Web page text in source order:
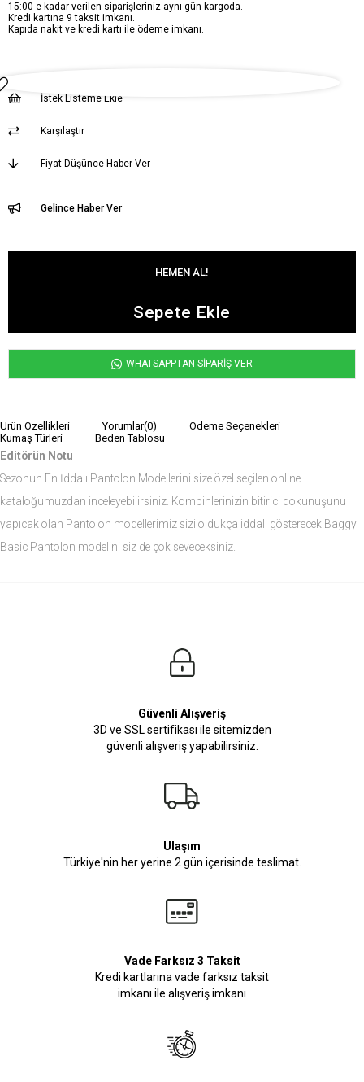
15:00 e kadar verilen siparişleriniz aynı gün kargoda.
Kredi kartına 9 taksit imkanı.
Kapıda nakit ve kredi kartı ile ödeme imkanı.
İstek Listeme Ekle
Karşılaştır
Fiyat Düşünce Haber Ver
Gelince Haber Ver
WHATSAPPTAN SİPARİŞ VER
Ürün Özellikleri Yorumlar(0)
Ödeme Seçenekleri
Kumaş Türleri
Beden Tablosu
Editörün Notu
Sezonun En İddalı Pantolon Modellerini size özel seçilen online
kataloğumuzdan inceleyebilirsiniz. Kombinlerinizin bitirici dokunuşunu
yapıcak olan Pantolon modellerimiz sizi oldukça iddalı gösterecek.Baggy
Basic Pantolon modelini siz de çok seveceksiniz.
Manken Bedenleri Üst Grup M, Alt Grup 33 Beden ( Medium )
Güvenli Alışveriş
3D ve SSL sertifikası ile sitemizden
güvenli alışveriş yapabilirsiniz.
Ulaşım
Türkiye'nin her yerine 2 gün içerisinde teslimat.
Vade Farksız 3 Taksit
Kredi kartlarına vade farksız taksit
imkanı ile alışveriş imkanı